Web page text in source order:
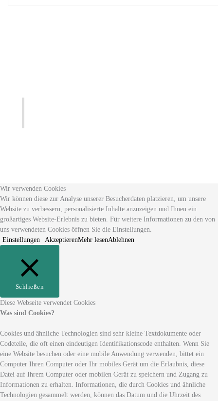
Wir verwenden Cookies
Wir können diese zur Analyse unserer Besucherdaten platzieren, um unsere
Website zu verbessern, personalisierte Inhalte anzuzeigen und Ihnen ein
großartiges Website-Erlebnis zu bieten. Für weitere Informationen zu den von
uns verwendeten Cookies öffnen Sie die Einstellungen.
Einstellungen
AkzeptierenMehr lesenAblehnen
Schließen
Diese Webseite verwendet Cookies
Was sind Cookies?
Cookies und ähnliche Technologien sind sehr kleine Textdokumente oder
Codeteile, die oft einen eindeutigen Identifikationscode enthalten. Wenn Sie
eine Website besuchen oder eine mobile Anwendung verwenden, bittet ein
Computer Ihren Computer oder Ihr mobiles Gerät um die Erlaubnis, diese
Datei auf Ihrem Computer oder mobilen Gerät zu speichern und Zugang zu
Informationen zu erhalten. Informationen, die durch Cookies und ähnliche
Technologien gesammelt werden, können das Datum und die Uhrzeit des